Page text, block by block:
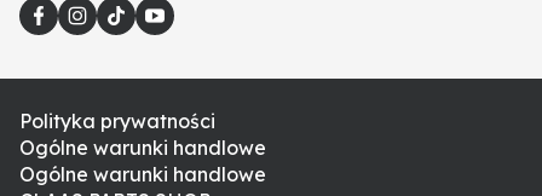
Polityka prywatności
Ogólne warunki handlowe
Ogólne warunki handlowe